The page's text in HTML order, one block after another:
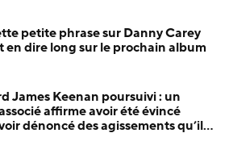
petite phrase sur Danny Carey
en dire long sur le prochain album
James Keenan poursuivi : un
affirme avoir été évincé
dénoncé des agissements qu’il